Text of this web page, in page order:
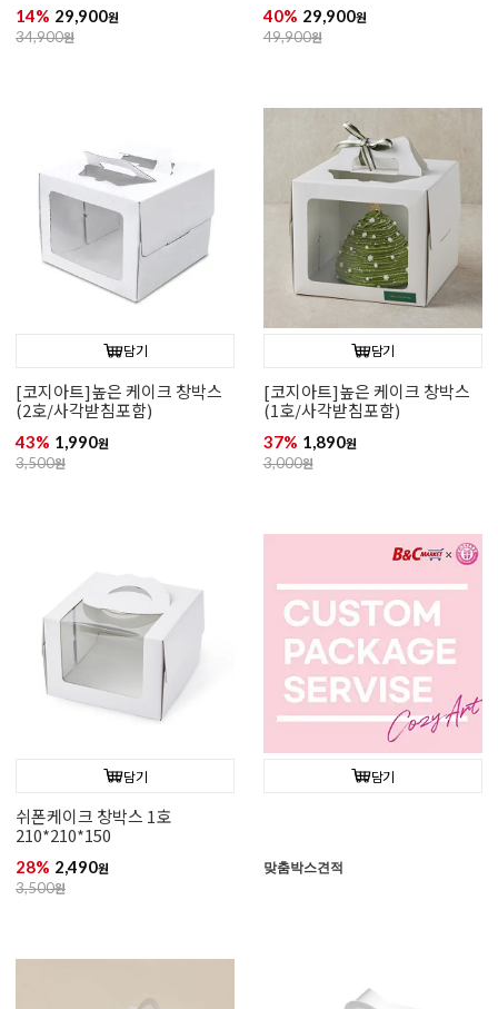
14% 29,900원
34,900원
40% 29,900원
49,900원
담기
[코지아트]높은 케이크 창박스
(2호/사각받침포함)
43% 1,990원
3,500원
담기
[코지아트]높은 케이크 창박스
(1호/사각받침포함)
37% 1,890원
3,000원
담기
쉬폰케이크 창박스 1호
210*210*150
28% 2,490원
3,500원
담기
맞춤박스견적